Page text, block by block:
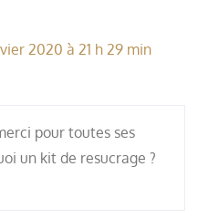
2020 à 21 h 29 min
pour toutes ses
un kit de resucrage ?